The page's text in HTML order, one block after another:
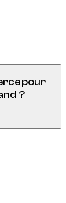
pour
?